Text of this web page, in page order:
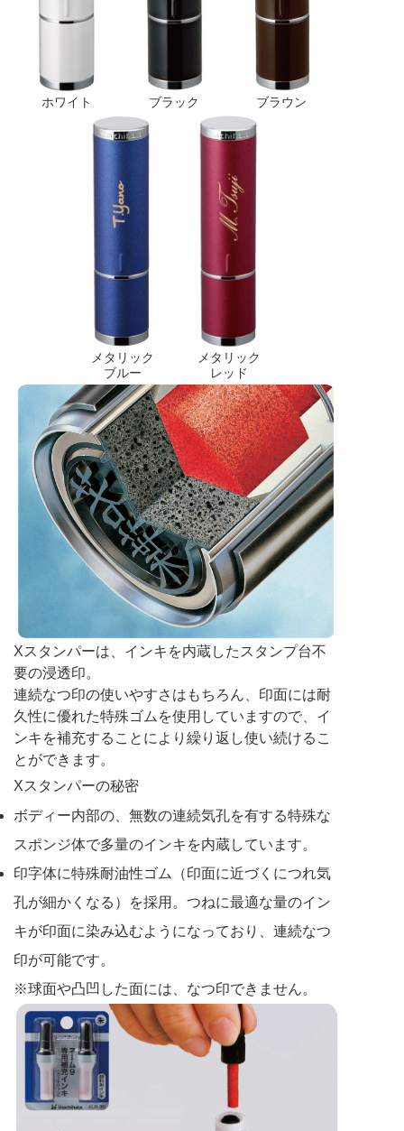
ホワイト ブラック ブラウン
メタリック
ブルー
メタリック
レッド
Xスタンパーは、インキを内蔵したスタンプ台不
要の浸透印。
連続なつ印の使いやすさはもちろん、印面には耐
久性に優れた特殊ゴムを使用していますので、イ
ンキを補充することにより繰り返し使い続けるこ
とができます。
Xスタンパーの秘密
ボディー内部の、無数の連続気孔を有する特殊な
スポンジ体で多量のインキを内蔵しています。
印字体に特殊耐油性ゴム（印面に近づくにつれ気
孔が細かくなる）を採用。つねに最適な量のイン
キが印面に染み込むようになっており、連続なつ
印が可能です。
※球面や凸凹した面には、なつ印できません。